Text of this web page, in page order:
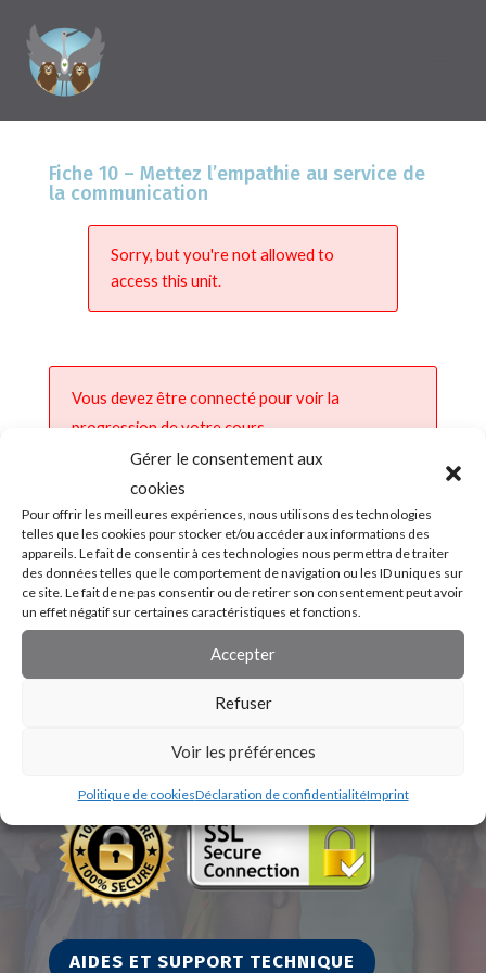
Gérer le consentement aux
cookies
Pour offrir les meilleures expériences, nous utilisons des technologies
telles que les cookies pour stocker et/ou accéder aux informations des
appareils. Le fait de consentir à ces technologies nous permettra de traiter
des données telles que le comportement de navigation ou les ID uniques sur
ce site. Le fait de ne pas consentir ou de retirer son consentement peut avoir
un effet négatif sur certaines caractéristiques et fonctions.
Accepter
Refuser
Voir les préférences
Politique de cookiesDéclaration de confidentialitéImprint
Fiche 10 – Mettez l’empathie au service de
la communication
Sorry, but you're not allowed to
access this unit.
Vous devez être connecté pour voir la
progression de votre cours.
AIDES ET SUPPORT TECHNIQUE